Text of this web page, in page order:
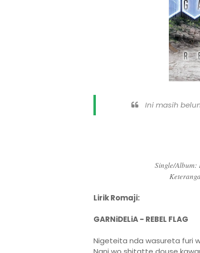
Ini masih
Single/Album:
Lirik Romaji:
GARNiDELiA - REBEL FLAG
Nigeteita nda wasureta furi